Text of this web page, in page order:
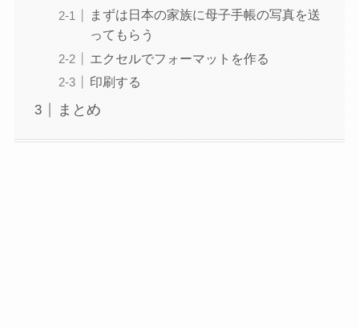
まずは日本の家族に母子手帳の写真を送
ってもらう
エクセルでフォーマットを作る
印刷する
まとめ